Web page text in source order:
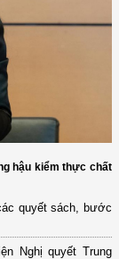
hậu kiểm thực chất
quyết sách, bước
Nghị quyết Trung